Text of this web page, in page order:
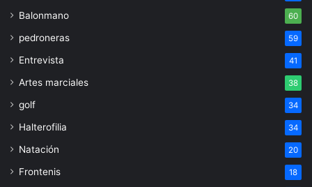
Balonmano 60
pedroneras 59
Entrevista 41
Artes marciales 38
golf 34
Halterofilia 34
Natación 20
Frontenis 18